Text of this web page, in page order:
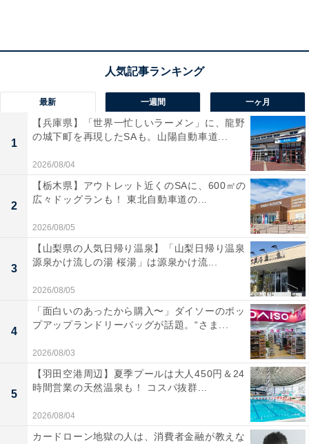
って競技力を高めること。南アフリカ共和国の原住民で
あるカフィール族が、祭りのときに「ドップ」という強
されています。
清益さんによると、最近は薬によるドーピングだけでな
く、自己血液を輸血することによって酸素を全身に運ぶ
能力を高める「血液ドーピング」、筋肉疾患を治すため
の遺伝子治療を悪用して細胞・遺伝子・遺伝因子・遺伝
子表現の調整する「遺伝子ドーピング」などがあり、い
ずれもスポーツにおいて禁止されていると説明します。
最新 一週間 一ヶ月
1
【兵庫県】「世界一忙しいラーメン」に、龍野
の城下町を再現したSAも。山陽自動車道...
2026/08/04
2
【栃木県】アウトレット近くのSAに、600㎡の
広々ドッグランも！ 東北自動車道の...
2026/08/05
3
【山梨県の人気日帰り温泉】「山梨日帰り温泉
源泉かけ流しの湯 桜湯」は源泉かけ流...
2026/08/05
4
「面白いのあったから購入〜」ダイソーのポッ
プアップランドリーバッグが話題。“さま...
2026/08/03
5
【羽田空港周辺】夏季プールは大人450円＆24
時間営業の天然温泉も！ コスパ抜群...
2026/08/04
カードローン地獄の人は、消費者金融が教えな